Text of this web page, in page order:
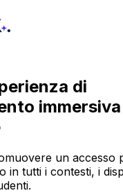
di
immersiva
un accesso
in tutti i contesti, i